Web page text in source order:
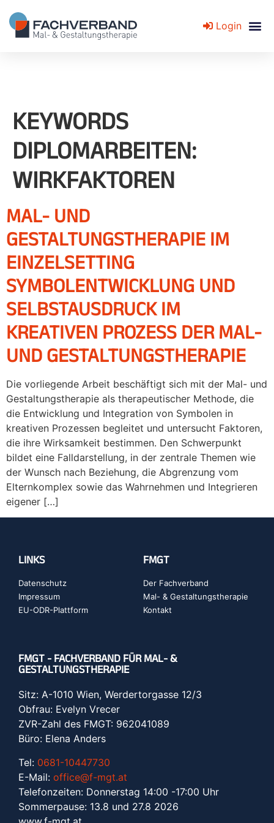
Login
KEYWORDS
DIPLOMARBEITEN:
WIRKFAKTOREN
MAL- UND
GESTALTUNGSTHERAPIE IM
EINZELSETTING
SYMBOLENTWICKLUNG UND
SELBSTAUSDRUCK IM
KREATIVEN PROZESS DER MAL-
UND GESTALTUNGSTHERAPIE
Die vorliegende Arbeit beschäftigt sich mit der Mal- und
Gestaltungstherapie als therapeutischer Methode, die
die Entwicklung und Integration von Symbolen in
kreativen Prozessen begleitet und untersucht Faktoren,
die ihre Wirksamkeit bestimmen. Den Schwerpunkt
bildet eine Falldarstellung, in der zentrale Themen wie
der Wunsch nach Beziehung, die Abgrenzung vom
Elternkomplex sowie das Wahrnehmen und Integrieren
eigener […]
LINKS
Datenschutz
Impressum
EU-ODR-Plattform
FMGT
Der Fachverband
Mal- & Gestaltungstherapie
Kontakt
FMGT - FACHVERBAND FÜR MAL- &
GESTALTUNGSTHERAPIE
Sitz: A-1010 Wien, Werdertorgasse 12/3
Obfrau: Evelyn Vrecer
ZVR-Zahl des FMGT: 962041089
Büro: Elena Anders
Tel: 0681-10447730
E-Mail: office@f-mgt.at
Telefonzeiten: Donnerstag 14:00 -17:00 Uhr
Sommerpause: 13.8 und 27.8 2026